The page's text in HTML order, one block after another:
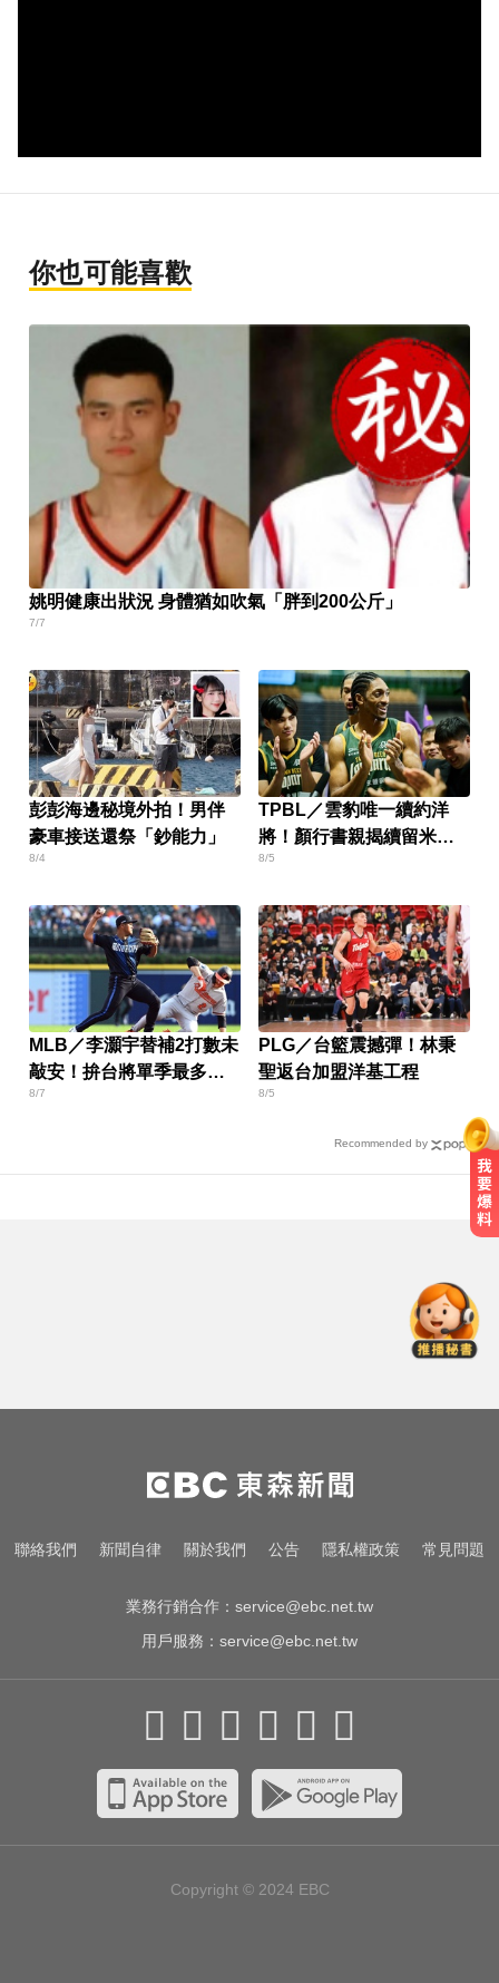
你也可能喜歡
姚明健康出狀況 身體猶如吹氣「胖到200公斤」
7/7
彭彭海邊秘境外拍！男伴
豪車接送還祭「鈔能力」
8/4
TPBL／雲豹唯一續約洋
將！顏行書親揭續留米勒
關鍵
8/5
MLB／李灝宇替補2打數未
敲安！拚台將單季最多安
卡關
8/7
PLG／台籃震撼彈！林秉
聖返台加盟洋基工程
8/5
Recommended by
難、2萬戶停電
隔夜菜藏致命危機？醫揭預防食物
中毒關鍵
你也有膝蓋喀喀響？醫揭1習慣 恐
聯絡我們 新聞自律 關於我們 公告 隱私權政策 常見問題
業務行銷合作： service@ebc.net.tw
用戶服務： service@ebc.net.tw
Copyright © 2024 EBC